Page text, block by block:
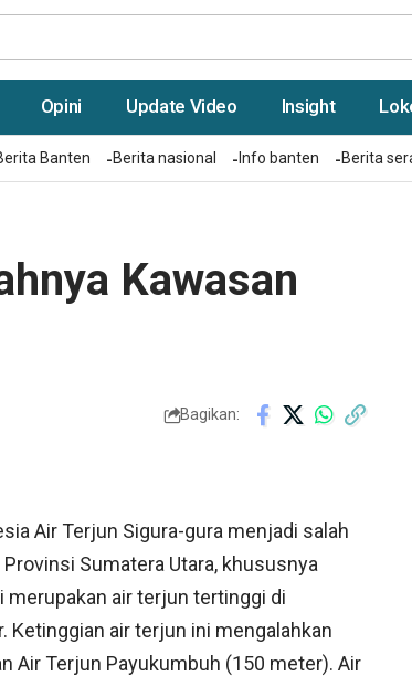
Opini Update Video Insight
Banten Berita nasional Info banten Berita
Kawasan
Bagikan:
Air Terjun Sigura-gura menjadi salah
Sumatera Utara, khususnya
merupakan air terjun tertinggi di
Ketinggian air terjun ini mengalahkan
Air Terjun Payukumbuh (150 meter). Air